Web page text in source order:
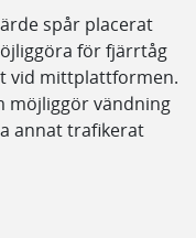
spår placerat
för fjärrtåg
vid mittplattformen.
möjliggör vändning
annat trafikerat